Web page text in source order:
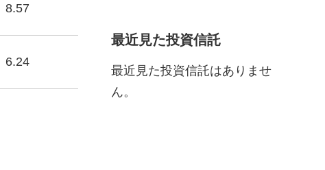
8.57
6.24
最近見た投資信託
最近見た投資信託はありませ
ん。